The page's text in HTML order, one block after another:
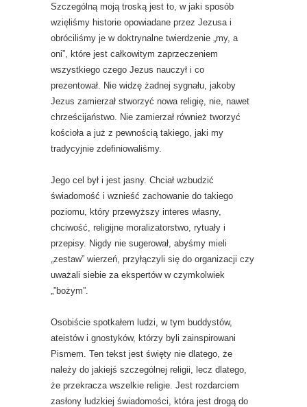
Szczególną moją troską jest to, w jaki sposób
wzięliśmy historie opowiadane przez Jezusa i
obróciliśmy je w doktrynalne twierdzenie „my, a
oni”, które jest całkowitym zaprzeczeniem
wszystkiego czego Jezus nauczył i co
prezentował. Nie widzę żadnej sygnału, jakoby
Jezus zamierzał stworzyć nowa religię, nie, nawet
chrześcijaństwo. Nie zamierzał również tworzyć
kościoła a już z pewnością takiego, jaki my
tradycyjnie zdefiniowaliśmy.
Jego cel był i jest jasny. Chciał wzbudzić
świadomość i wznieść zachowanie do takiego
poziomu, który przewyższy interes własny,
chciwość, religijne moralizatorstwo, rytuały i
przepisy. Nigdy nie sugerował, abyśmy mieli
„zestaw” wierzeń, przyłączyli się do organizacji czy
uważali siebie za ekspertów w czymkolwiek
„”bożym”.
Osobiście spotkałem ludzi, w tym buddystów,
ateistów i gnostyków, którzy byli zainspirowani
Pismem. Ten tekst jest święty nie dlatego, że
należy do jakiejś szczególnej religii, lecz dlatego,
że przekracza wszelkie religie. Jest rozdarciem
zasłony ludzkiej świadomości, która jest drogą do